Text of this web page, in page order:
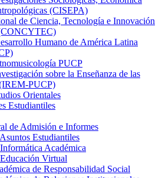
(CISEPA)
de Ciencia, Tecnología e Innovación
Humano de América Latina
PUCP
sobre la Enseñanza de las
PUCP)
Orientales
Estudiantiles
de Admisión e Informes
Estudiantiles
Académica
Virtual
de Responsabilidad Social